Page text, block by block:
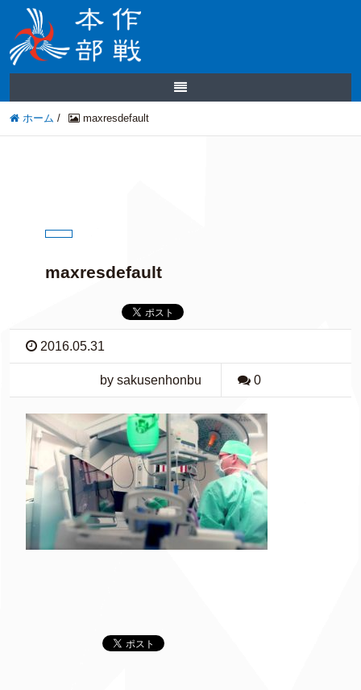
ホーム / maxresdefault
maxresdefault
2016.05.31
by sakusenhonbu 0